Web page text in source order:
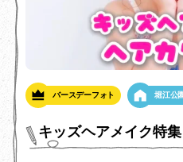
バースデーフォト 堀江公
キッズヘアメイク特集